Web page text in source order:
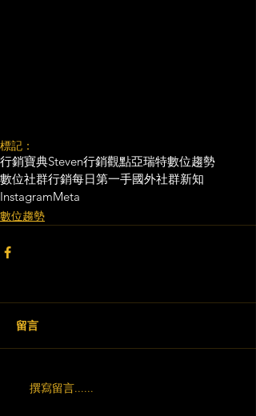
標記：
行銷寶典Steven行銷觀點亞瑞特數位趨勢
數位社群行銷每日第一手國外社群新知
InstagramMeta
數位趨勢
留言
撰寫留言......